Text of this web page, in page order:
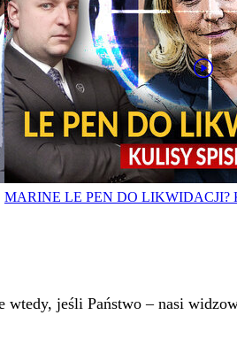
MARINE LE PEN DO LIKWIDACJI?
jeśli Państwo – nasi